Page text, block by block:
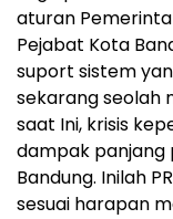
aturan
Pejabat Kota
suport sistem
sekarang seolah
saat Ini, krisis
dampak panjang
Bandung. Inilah
sesuai harapan